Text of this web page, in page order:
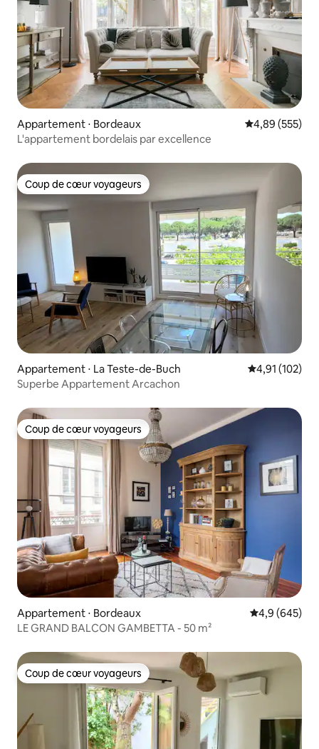
Appartement ⋅ Bordeaux Évaluation
4,89 (555)
L'appartement bordelais par excellence
Coup de cœur voyageurs
Coup de cœur voyageurs
Appartement ⋅ La Teste-de-Buch Évaluation
4,91 (102)
Superbe Appartement Arcachon
Coup de cœur voyageurs
Coup de cœur voyageurs
Appartement ⋅ Bordeaux Évaluation
4,9 (645)
LE GRAND BALCON GAMBETTA - 50 m²
Coup de cœur voyageurs
Coup de cœur voyageurs